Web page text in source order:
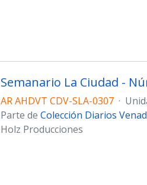
Semanario La Ciudad -
AR AHDVT CDV-SLA-0307 ·
Parte de Colección Diarios
Holz Producciones